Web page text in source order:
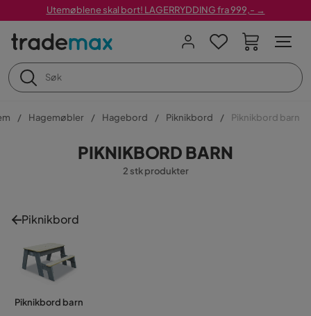
Utemøblene skal bort! LAGERRYDDING fra 999,- →
Hagemøbler Hagebord Piknikbord Piknikbord barn
PIKNIKBORD BARN
2 stk produkter
Piknikbord
Piknikbord barn